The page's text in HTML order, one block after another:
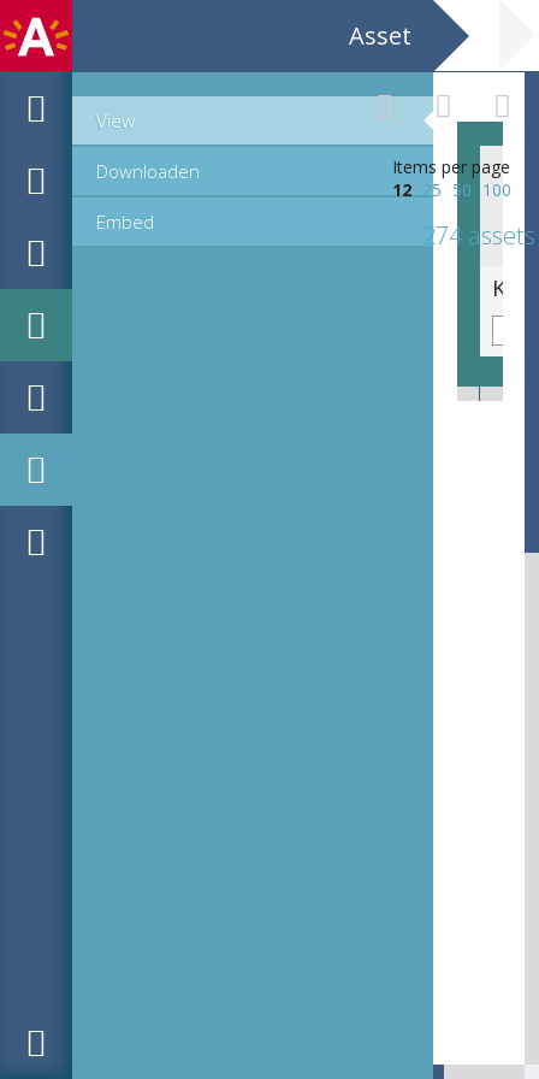
Asset
View
Downloaden
Embed
Items per page
12
25 50 100
274 assets